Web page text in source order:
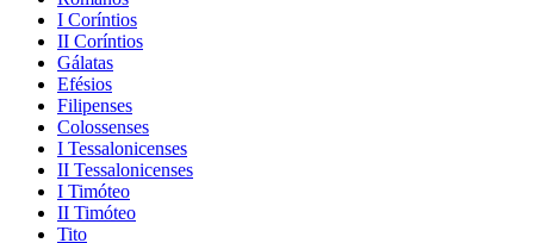
I Coríntios
II Coríntios
Gálatas
Efésios
Filipenses
Colossenses
I Tessalonicenses
II Tessalonicenses
I Timóteo
II Timóteo
Tito